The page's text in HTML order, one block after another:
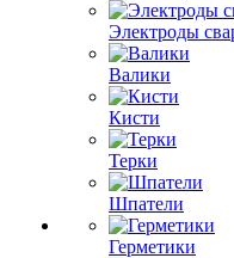
Электроды
Валики
Кисти
Терки
Шпатели
Герметики